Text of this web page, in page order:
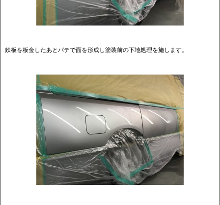
鉄板を板金したあとパテで面を形成し塗装前の下地処理を施します。